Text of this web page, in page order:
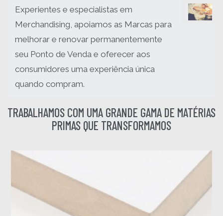
Experientes e especialistas em
Merchandising, apoiamos as Marcas para
melhorar e renovar permanentemente
seu Ponto de Venda e oferecer aos
consumidores uma experiência única
quando compram.
TRABALHAMOS COM UMA GRANDE GAMA DE MATÉRIAS
PRIMAS QUE TRANSFORMAMOS